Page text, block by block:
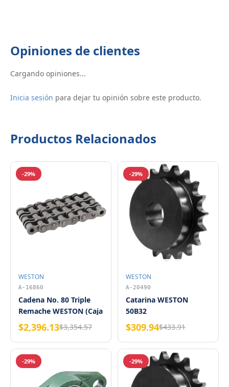
Opiniones de clientes
Cargando opiniones...
Inicia sesión para dejar tu opinión sobre este producto.
Productos Relacionados
-29%
WESTON
A-16860
Cadena No. 80 Triple
Remache WESTON (Caja
de 10 pies)
$2,396.13$3,354.57
-29%
WESTON
A-20490
Catarina WESTON
50B32
$309.94$433.91
-29% -29%